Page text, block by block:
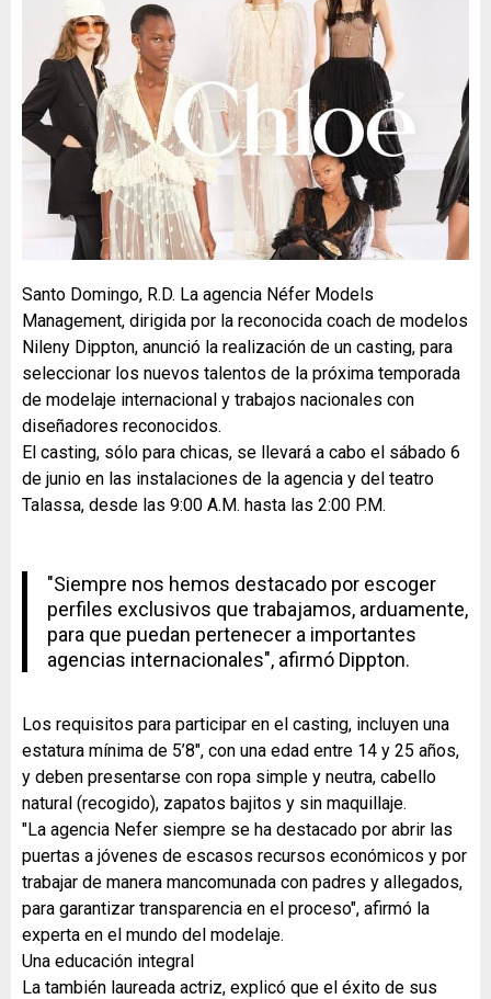
Santo Domingo, R.D. La agencia Néfer Models
Management, dirigida por la reconocida coach de modelos
Nileny Dippton, anunció la realización de un casting, para
seleccionar los nuevos talentos de la próxima temporada
de modelaje internacional y trabajos nacionales con
diseñadores reconocidos.
El casting, sólo para chicas, se llevará a cabo el sábado 6
de junio en las instalaciones de la agencia y del teatro
Talassa, desde las 9:00 A.M. hasta las 2:00 P.M.
"Siempre nos hemos destacado por escoger
perfiles exclusivos que trabajamos, arduamente,
para que puedan pertenecer a importantes
agencias internacionales", afirmó Dippton.
Los requisitos para participar en el casting, incluyen una
estatura mínima de 5’8″, con una edad entre 14 y 25 años,
y deben presentarse con ropa simple y neutra, cabello
natural (recogido), zapatos bajitos y sin maquillaje.
"La agencia Nefer siempre se ha destacado por abrir las
puertas a jóvenes de escasos recursos económicos y por
trabajar de manera mancomunada con padres y allegados,
para garantizar transparencia en el proceso", afirmó la
experta en el mundo del modelaje.
Una educación integral
La también laureada actriz, explicó que el éxito de sus